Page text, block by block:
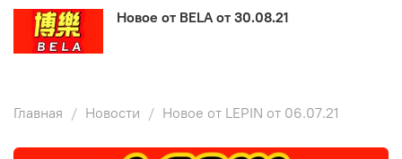
Главная Новости Новое от LEPIN от 06.07.21
Новое от BELA от 30.08.21